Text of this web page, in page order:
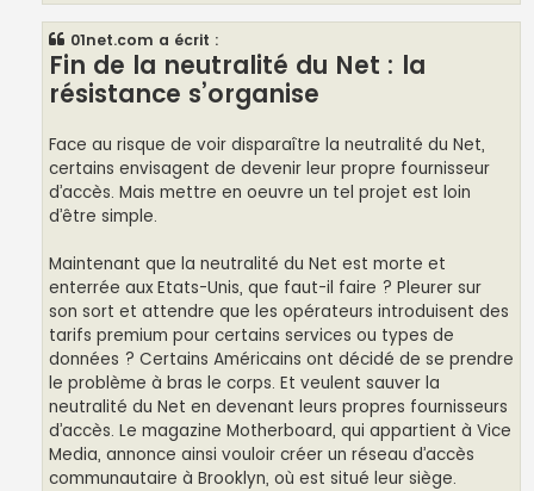
01net.com a écrit :
Fin de la neutralité du Net : la
résistance s’organise
Face au risque de voir disparaître la neutralité du Net,
certains envisagent de devenir leur propre fournisseur
d’accès. Mais mettre en oeuvre un tel projet est loin
d’être simple.
Maintenant que la neutralité du Net est morte et
enterrée aux Etats-Unis, que faut-il faire ? Pleurer sur
son sort et attendre que les opérateurs introduisent des
tarifs premium pour certains services ou types de
données ? Certains Américains ont décidé de se prendre
le problème à bras le corps. Et veulent sauver la
neutralité du Net en devenant leurs propres fournisseurs
d’accès. Le magazine Motherboard, qui appartient à Vice
Media, annonce ainsi vouloir créer un réseau d’accès
communautaire à Brooklyn, où est situé leur siège.